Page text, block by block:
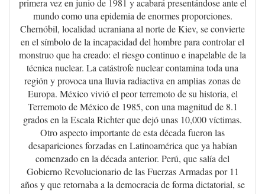
primera vez en junio de 1981 y acabará presentándose ante el
mundo como una epidemia de enormes proporciones.
Chernóbil, localidad ucraniana al norte de Kiev, se convierte
en el símbolo de la incapacidad del hombre para controlar el
monstruo que ha creado: el riesgo continuo e inapelable de la
técnica nuclear. La catástrofe nuclear contamina toda una
región y provoca una lluvia radiactiva en amplias zonas de
Europa. México vivió el peor terremoto de su historia, el
Terremoto de México de 1985, con una magnitud de 8.1
grados en la Escala Richter que dejó unas 10,000 víctimas.
Otro aspecto importante de esta década fueron las
desapariciones forzadas en Latinoamérica que ya habían
comenzado en la década anterior. Perú, que salía del
Gobierno Revolucionario de las Fuerzas Armadas por 11
años y que retornaba a la democracia de forma dictatorial, se